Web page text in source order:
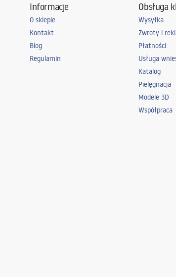
Informacje
O sklepie
Kontakt
Blog
Regulamin
Obsługa
Wysyłka
Zwroty i
Płatności
Usługa
Katalog
Pielęgnacja
Modele 3D
Współpraca